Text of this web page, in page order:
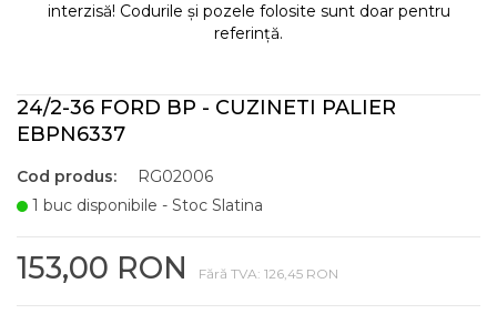
interzisă! Codurile și pozele folosite sunt doar pentru
referință.
24/2-36 FORD BP - CUZINETI PALIER
EBPN6337
Cod produs:
RG02006
1 buc disponibile - Stoc Slatina
153,00 RON Fără TVA: 126,45 RON